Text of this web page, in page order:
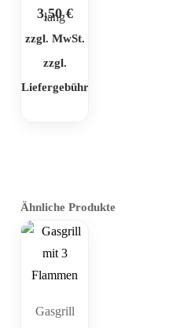
lang
3,50€
zzgl. MwSt.
zzgl.
Liefergebühr
Ähnliche Produkte
Gasgrill